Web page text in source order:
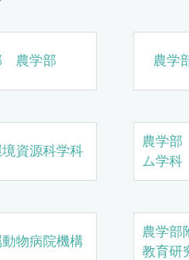
農学部 農学
資源科学科
農学
ム学科
物病院機構
農学部
教育研